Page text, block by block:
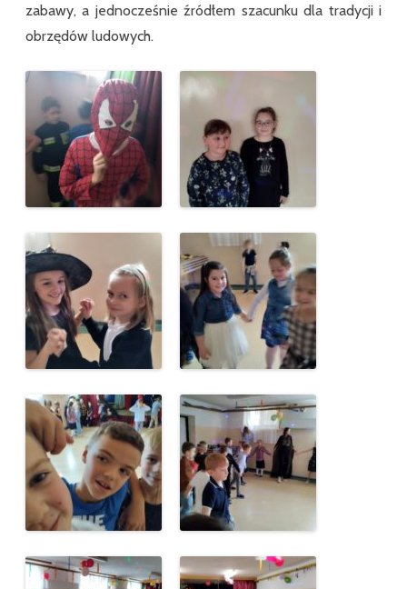
zabawy, a jednocześnie źródłem szacunku dla tradycji i
obrzędów ludowych.